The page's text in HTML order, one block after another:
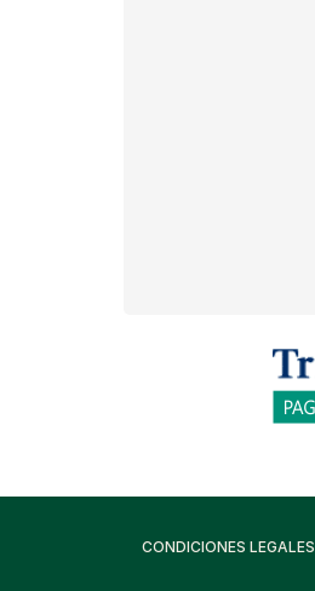
CONDICIONES LEGALES